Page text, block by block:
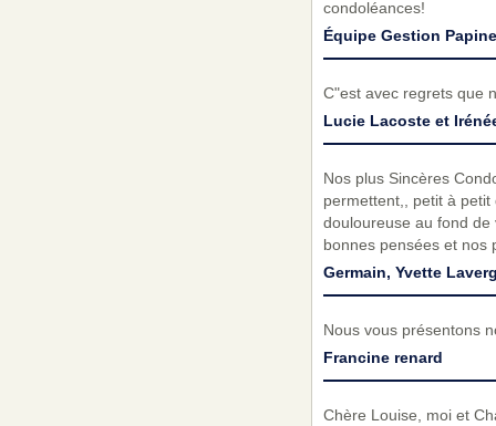
condoléances!
Équipe Gestion
C"est avec regrets que
Lucie Lacoste et
Nos plus Sincères
permettent,, petit à
douloureuse au fond
bonnes pensées et nos
Germain, Yvette
Nous vous présentons
Francine renard
Chère Louise, moi et